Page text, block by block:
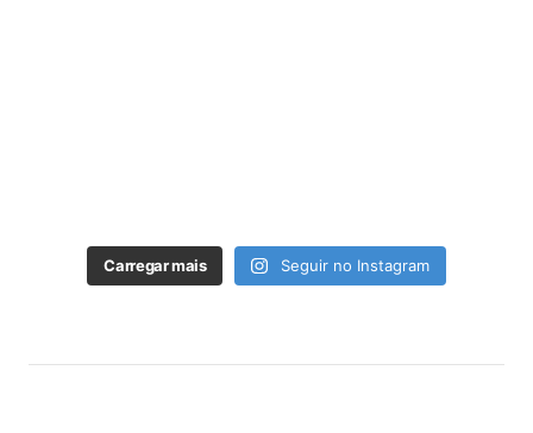
Carregar mais Seguir no Instagram